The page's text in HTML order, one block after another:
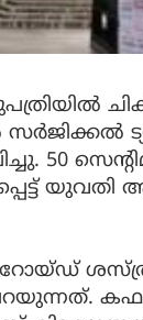
50
യുവതി